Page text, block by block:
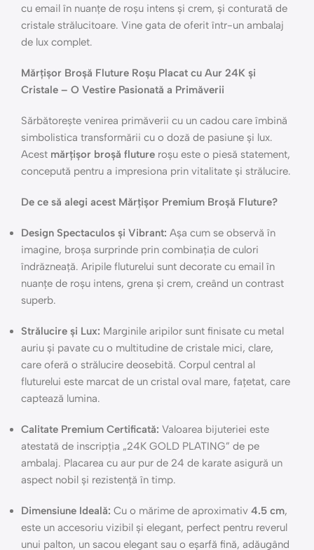
cu email în nuanțe de roșu intens și crem, și conturată de
cristale strălucitoare. Vine gata de oferit într-un ambalaj
de lux complet.
Mărțișor Broșă Fluture Roșu Placat cu Aur 24K și
Cristale – O Vestire Pasionată a Primăverii
Sărbătorește venirea primăverii cu un cadou care îmbină
simbolistica transformării cu o doză de pasiune și lux.
Acest mărțișor broșă fluture roșu este o piesă statement,
concepută pentru a impresiona prin vitalitate și strălucire.
De ce să alegi acest Mărțișor Premium Broșă Fluture?
Design Spectaculos și Vibrant: Așa cum se observă în
imagine, broșa surprinde prin combinația de culori
îndrăzneață. Aripile fluturelui sunt decorate cu email în
nuanțe de roșu intens, grena și crem, creând un contrast
superb.
Strălucire și Lux: Marginile aripilor sunt finisate cu metal
auriu și pavate cu o multitudine de cristale mici, clare,
care oferă o strălucire deosebită. Corpul central al
fluturelui este marcat de un cristal oval mare, fațetat, care
captează lumina.
Calitate Premium Certificată: Valoarea bijuteriei este
atestată de inscripția „24K GOLD PLATING” de pe
ambalaj. Placarea cu aur pur de 24 de karate asigură un
aspect nobil și rezistență în timp.
Dimensiune Ideală: Cu o mărime de aproximativ 4.5 cm,
este un accesoriu vizibil și elegant, perfect pentru reverul
unui palton, un sacou elegant sau o eșarfă fină, adăugând